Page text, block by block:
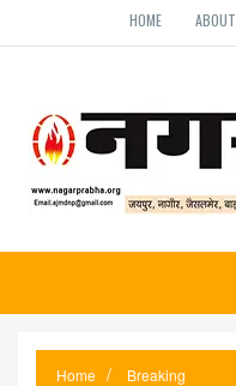
HOME ABOUT
Home Breaking